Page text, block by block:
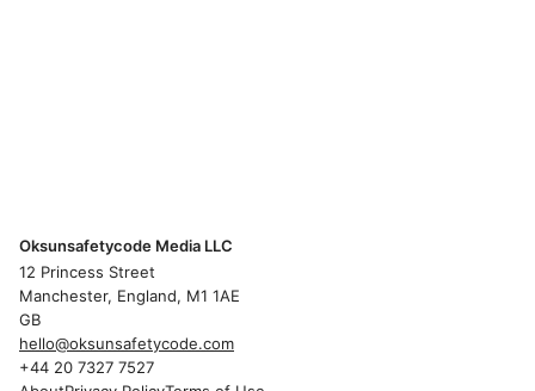
Oksunsafetycode Media LLC
12 Princess Street
Manchester, England, M1 1AE
GB
hello@oksunsafetycode.com
+44 20 7327 7527